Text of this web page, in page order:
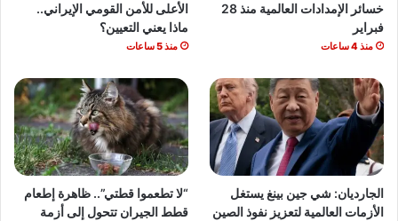
خسائر الإمدادات العالمية منذ 28
فبراير
منذ 4 ساعات
الأعلى للأمن القومي الإيراني..
ماذا يعني التعيين؟
منذ 5 ساعات
الجارديان: شي جين بينغ يستغل
الأزمات العالمية لتعزيز نفوذ الصين
“لا تطعموا قطتي”.. ظاهرة إطعام
قطط الجيران تتحول إلى أزمة